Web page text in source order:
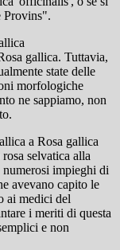
Provins".
gallica. Tuttavia,
state delle
morfologiche
ne sappiamo, non
a Rosa gallica
selvatica alla
impieghi di
avevano capito le
ai medici del
i meriti di questa
e non